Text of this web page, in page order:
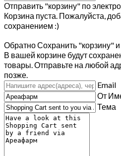
Отправить "корзину" по
Корзина пуста. Пожалуйста,
сохранением :)
ОбратноСохранить "корзину" и
В вашей корзине будут
товары. Отправьте на любой
позже.
Email
От
Тема